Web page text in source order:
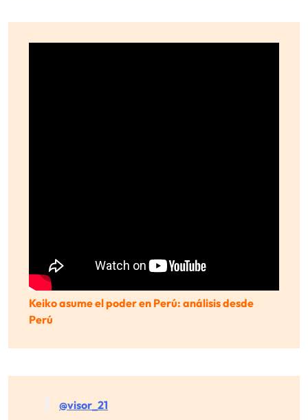
Keiko asume el poder en Perú: análisis desde
Perú
@visor_21